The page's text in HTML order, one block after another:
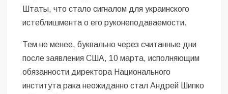
Штаты, что стало сигналом для украинского
истеблишмента о его руконеподаваемости.
Тем не менее, буквально через считанные дни
после заявления США, 10 марта, исполняющим
обязанности директора Национального
института рака неожиданно стал Андрей Шипко